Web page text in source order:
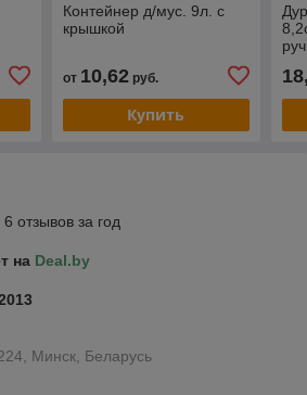
Контейнер д/мус. 9л. с
крышкой
от 10,62руб.
Купить
отзывов за год
на Deal.by
Минск, Беларусь